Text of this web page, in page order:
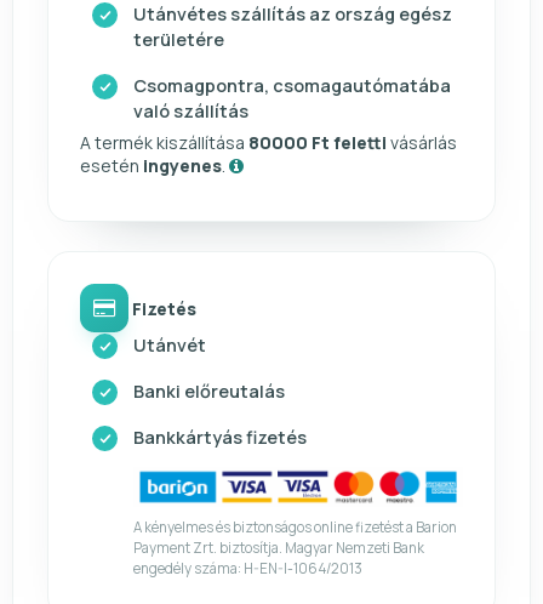
Utánvétes szállítás az ország egész
területére
Csomagpontra, csomagautómatába
való szállítás
A termék kiszállítása 80000 Ft feletti vásárlás
esetén ingyenes
Fizetés
Utánvét
Banki előreutalás
Bankkártyás fizetés
A kényelmes és biztonságos online fizetést a Barion
Payment Zrt. biztosítja. Magyar Nemzeti Bank
engedély száma: H-EN-I-1064/2013